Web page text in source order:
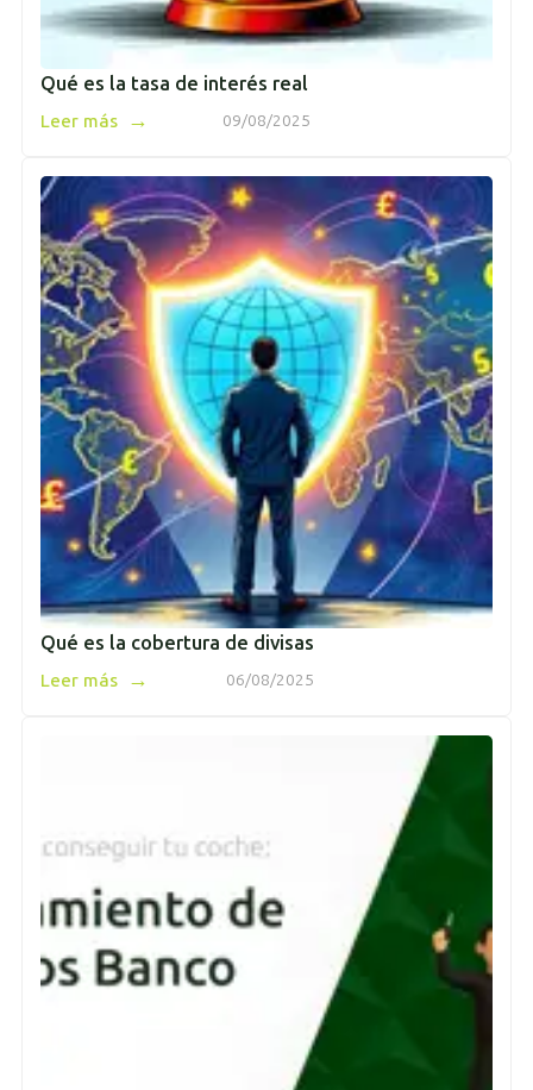
Qué es la tasa de interés real
09/08/2025
Leer más →
Qué es la cobertura de divisas
06/08/2025
Leer más →